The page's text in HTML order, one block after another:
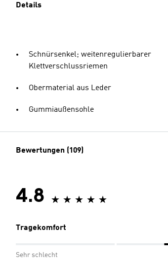
Details
Schnürsenkel; weitenregulierbarer
Klettverschlussriemen
Obermaterial aus Leder
Gummiaußensohle
Bewertungen (109)
4.8
Tragekomfort
Sehr schlecht